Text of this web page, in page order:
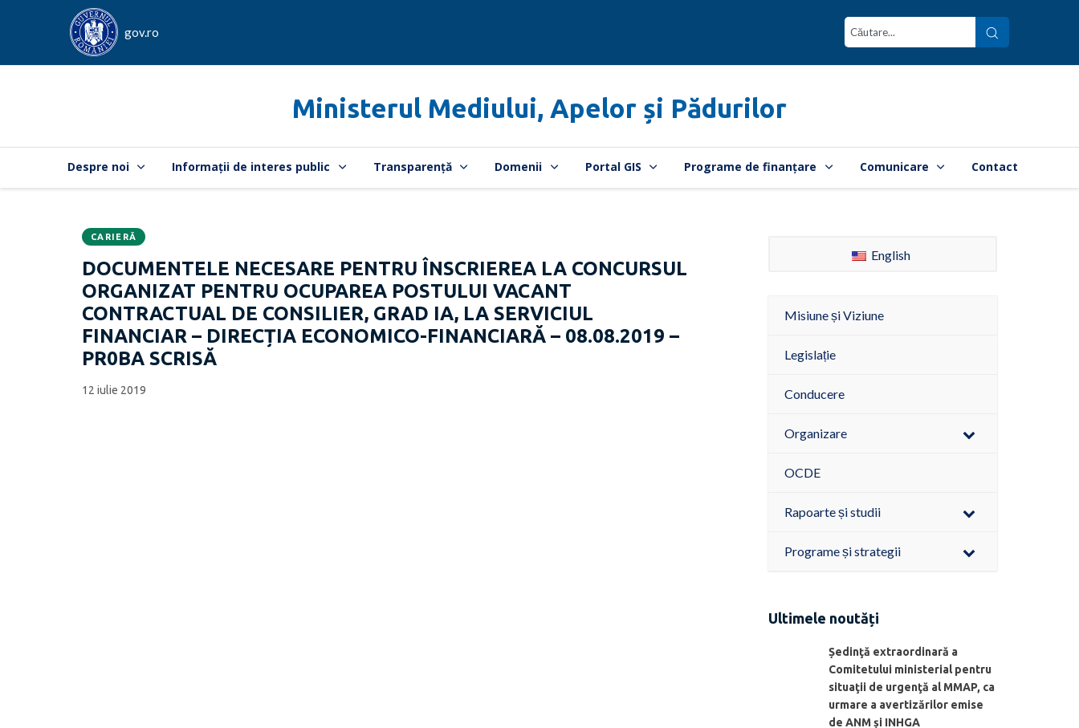
gov.ro
Ministerul Mediului, Apelor și Pădurilor
Despre noi Informații de interes public Transparență Domenii Portal GIS Programe de finanțare Comunicare Contact
CATEGORIA:
CARIERĂ
DOCUMENTELE NECESARE PENTRU ÎNSCRIEREA LA CONCURSUL
ORGANIZAT PENTRU OCUPAREA POSTULUI VACANT
CONTRACTUAL DE CONSILIER, GRAD IA, LA SERVICIUL
FINANCIAR – DIRECȚIA ECONOMICO-FINANCIARĂ – 08.08.2019 –
PR0BA SCRISĂ
Data
publicării:
12 iulie 2019
English
Misiune și Viziune
Legislație
Conducere
Organizare
OCDE
Rapoarte și studii
Programe și strategii
Ultimele noutăți
Ședinţă extraordinară a
Comitetului ministerial pentru
situaţii de urgenţă al MMAP, ca
urmare a avertizărilor emise
de ANM și INHGA